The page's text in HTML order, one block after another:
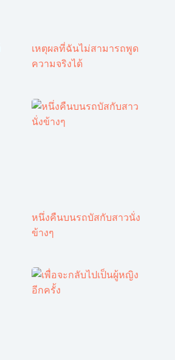
เหตุผลที่ฉันไม่สามารถพูด
ความจริงได้
หนึ่งคืนบนรถบัสกับสาวนั่ง
ข้างๆ